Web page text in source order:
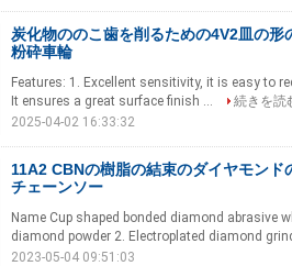
炭化物ののこ歯を削るための4V2皿の
粉砕車輪
Features: 1. Excellent sensitivity, it is easy to
It ensures a great surface finish ...
続きを読
2025-04-02 16:33:32
11A2 CBNの樹脂の結束のダイヤモン
チェーンソー
Name Cup shaped bonded diamond abrasive
diamond powder 2. Electroplated diamond
2023-05-04 09:51:03